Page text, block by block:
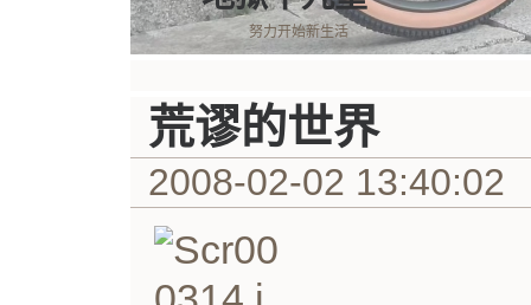
努力开始新生活
荒谬的世界
2008-02-02 13:40:02